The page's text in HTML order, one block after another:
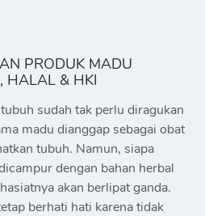
PRODUK MADU
HALAL & HKI
sudah tak perlu diragukan
madu dianggap sebagai obat
tubuh. Namun, siapa
dengan bahan herbal
akan berlipat ganda.
berhati hati karena tidak